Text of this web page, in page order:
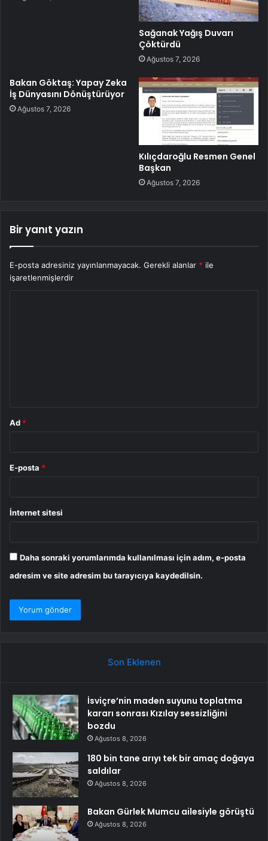
Sağanak Yağış Duvarı
Çöktürdü
Ağustos 7, 2026
Bakan Göktaş: Yapay Zeka
İş Dünyasını Dönüştürüyor
Ağustos 7, 2026
Kılıçdaroğlu Resmen Genel
Başkan
Ağustos 7, 2026
Bir yanıt yazın
E-posta adresiniz yayınlanmayacak. Gerekli alanlar * ile
işaretlenmişlerdir
Ad *
E-posta *
İnternet sitesi
Daha sonraki yorumlarımda kullanılması için adım, e-posta
adresim ve site adresim bu tarayıcıya kaydedilsin.
Son Eklenen
İsviçre’nin maden suyunu toplatma
kararı sonrası Kızılay sessizliğini
bozdu
Ağustos 8, 2026
180 bin tane arıyı tek bir amaç doğaya
saldılar
Ağustos 8, 2026
Bakan Gürlek Mumcu ailesiyle görüştü
Ağustos 8, 2026